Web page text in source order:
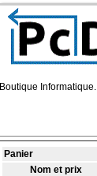
Boutique Informatique.
Panier
Nom et prix